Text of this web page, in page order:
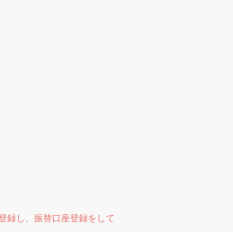
録し、振替口座登録をして